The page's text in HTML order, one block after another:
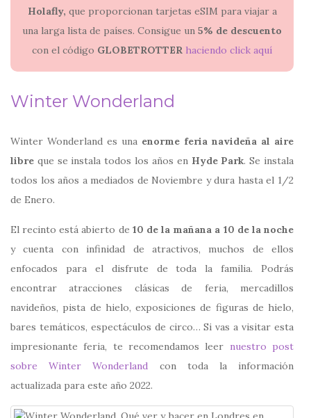
Holafly, que proporcionan tarjetas eSIM para viajar a
una larga lista de países. Consigue un 5% de descuento
con el código GLOBETROTTER haciendo click aquí
Winter Wonderland
Winter Wonderland es una enorme feria navideña al aire
libre que se instala todos los años en Hyde Park. Se instala
todos los años a mediados de Noviembre y dura hasta el 1/2
de Enero.
El recinto está abierto de 10 de la mañana a 10 de la noche
y cuenta con infinidad de atractivos, muchos de ellos
enfocados para el disfrute de toda la familia. Podrás
encontrar atracciones clásicas de feria, mercadillos
navideños, pista de hielo, exposiciones de figuras de hielo,
bares temáticos, espectáculos de circo… Si vas a visitar esta
impresionante feria, te recomendamos leer nuestro post
sobre Winter Wonderland con toda la información
actualizada para este año 2022.